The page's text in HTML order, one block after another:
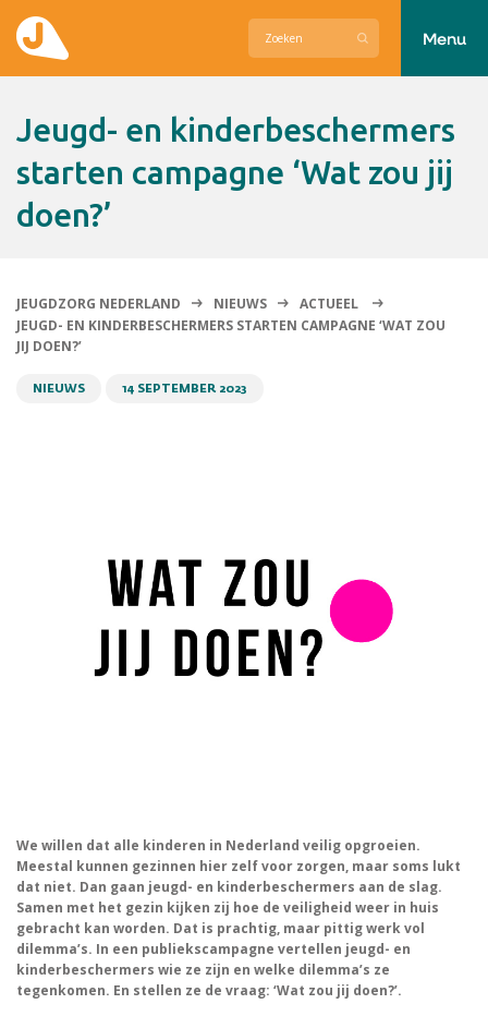
Hier zetten wij ons voor in
Over Jeugdzorg Nederland
Menu
Jeugd- en kinderbeschermers
starten campagne ‘Wat zou jij
doen?’
JEUGDZORG NEDERLAND NIEUWS
ACTUEEL
JEUGD- EN KINDERBESCHERMERS STARTEN CAMPAGNE ‘WAT ZOU
JIJ DOEN?’
NIEUWS 14 SEPTEMBER 2023
We willen dat alle kinderen in Nederland veilig opgroeien.
Meestal kunnen gezinnen hier zelf voor zorgen, maar soms lukt
dat niet. Dan gaan jeugd- en kinderbeschermers aan de slag.
Samen met het gezin kijken zij hoe de veiligheid weer in huis
gebracht kan worden. Dat is prachtig, maar pittig werk vol
dilemma’s. In een publiekscampagne vertellen jeugd- en
kinderbeschermers wie ze zijn en welke dilemma’s ze
tegenkomen. En stellen ze de vraag: ‘Wat zou jij doen?’.